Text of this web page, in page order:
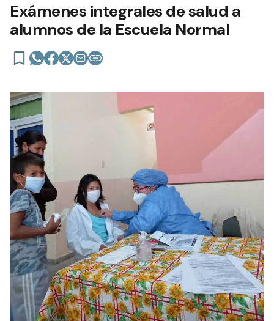
Exámenes integrales de salud a
alumnos de la Escuela Normal